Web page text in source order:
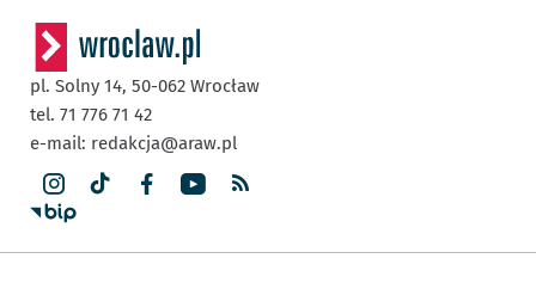
pl. Solny 14, 50-062 Wrocław
tel. 71 776 71 42
e-mail: redakcja@araw.pl